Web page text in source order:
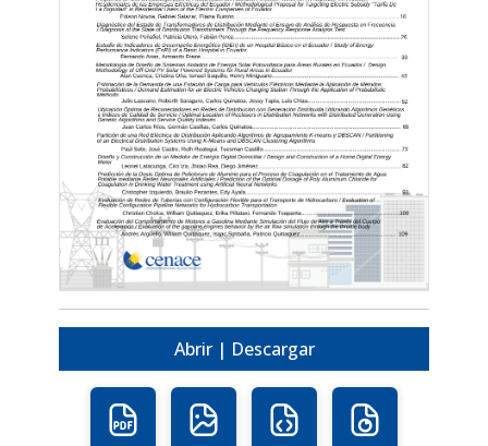
Abrir | Descargar